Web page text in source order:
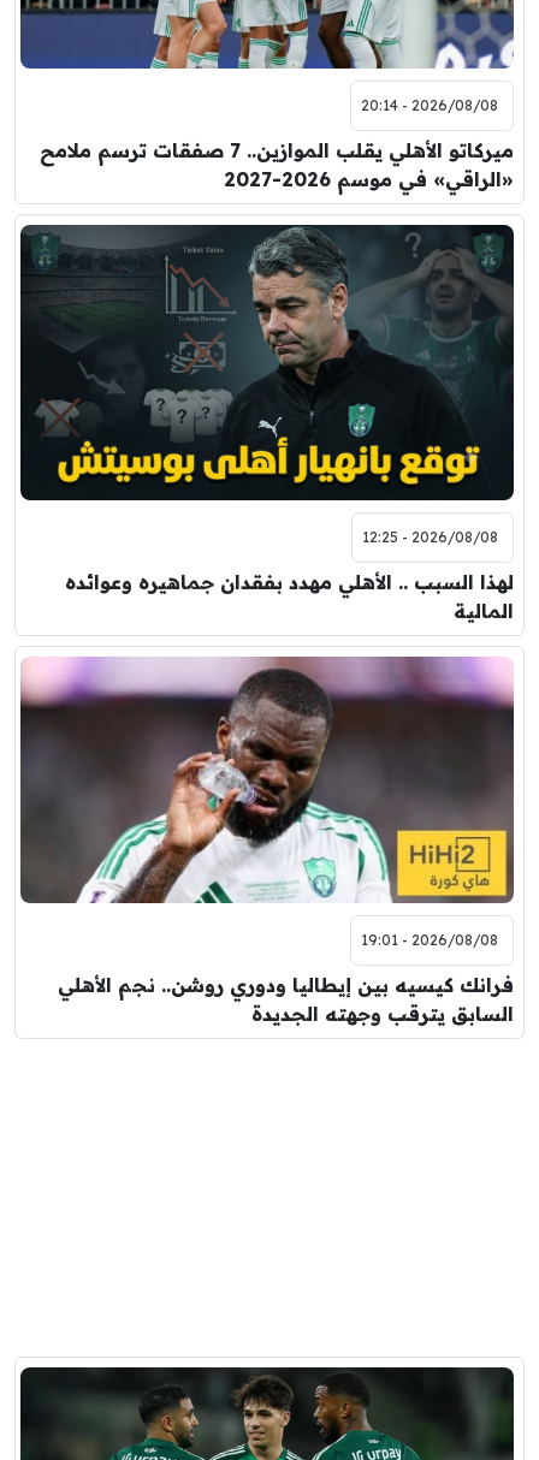
2026/08/08 - 20:14
ميركاتو الأهلي يقلب الموازين.. 7 صفقات ترسم ملامح
«الراقي» في موسم 2026-2027
2026/08/08 - 12:25
لهذا السبب .. الأهلي مهدد بفقدان جماهيره وعوائده
المالية
2026/08/08 - 19:01
فرانك كيسيه بين إيطاليا ودوري روشن.. نجم الأهلي
السابق يترقب وجهته الجديدة